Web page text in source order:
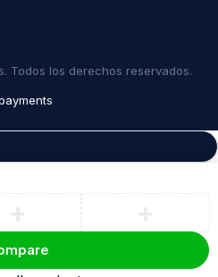
Todos los derechos reservados.